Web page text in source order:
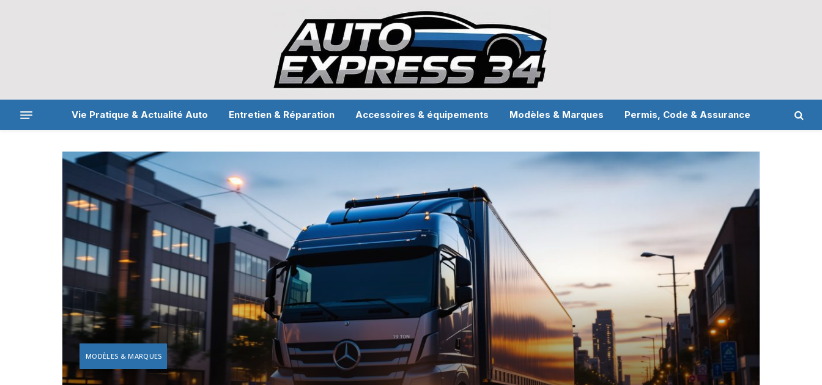
Vie Pratique & Actualité Auto Entretien & Réparation Accessoires & équipements Modèles & Marques Permis, Code & Assurance
MODÈLES & MARQUES